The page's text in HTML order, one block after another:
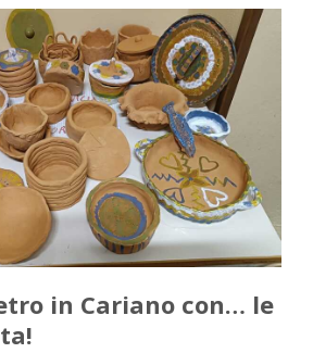
in Cariano con… le